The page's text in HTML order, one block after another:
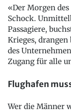
«Der Morgen
Schock.
Passagiere,
Krieges, drangen
des
Zugang für alle
Flughafen
Wer die Männer